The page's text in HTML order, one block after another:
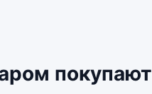
покупают